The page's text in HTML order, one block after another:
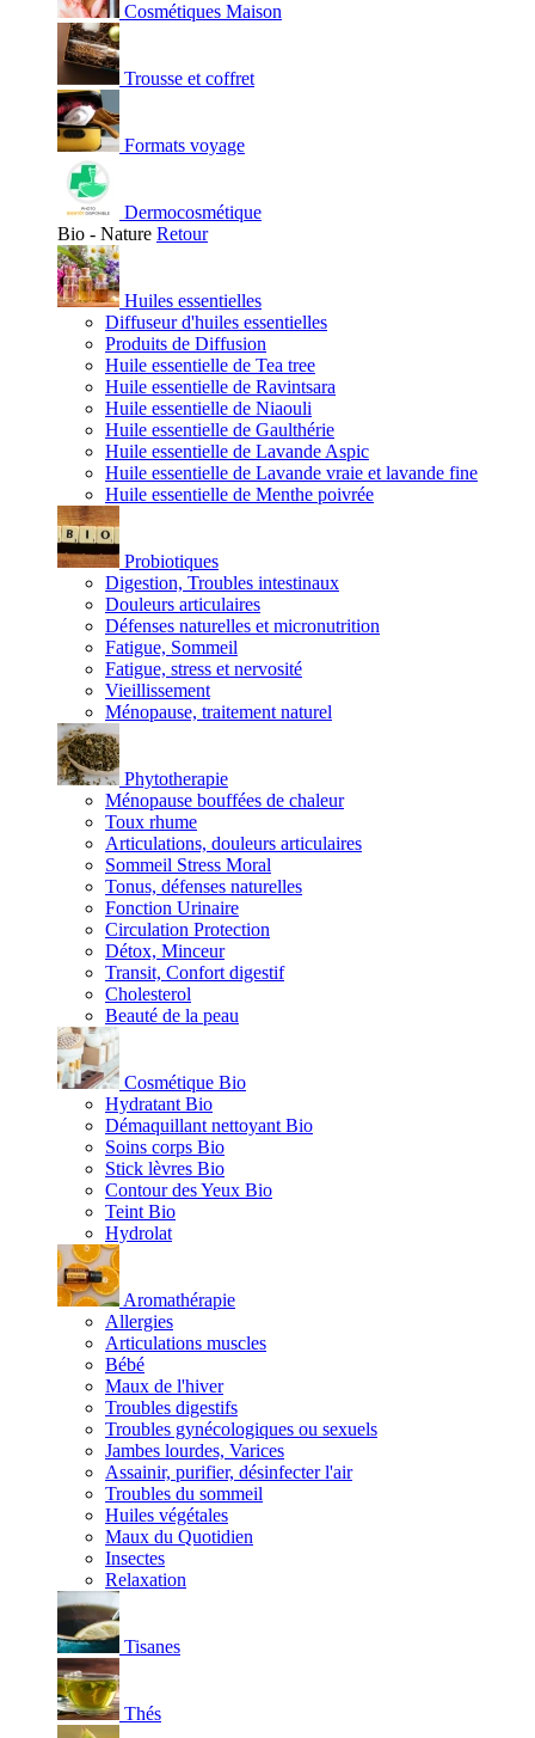
Cosmétiques Maison
Trousse et coffret
Formats voyage
Dermocosmétique
Bio - Nature Retour
Huiles essentielles
Diffuseur d'huiles essentielles
Produits de Diffusion
Huile essentielle de Tea tree
Huile essentielle de Ravintsara
Huile essentielle de Niaouli
Huile essentielle de Gaulthérie
Huile essentielle de Lavande Aspic
Huile essentielle de Lavande vraie et lavande fine
Huile essentielle de Menthe poivrée
Probiotiques
Digestion, Troubles intestinaux
Douleurs articulaires
Défenses naturelles et micronutrition
Fatigue, Sommeil
Fatigue, stress et nervosité
Vieillissement
Ménopause, traitement naturel
Phytotherapie
Ménopause bouffées de chaleur
Toux rhume
Articulations, douleurs articulaires
Sommeil Stress Moral
Tonus, défenses naturelles
Fonction Urinaire
Circulation Protection
Détox, Minceur
Transit, Confort digestif
Cholesterol
Beauté de la peau
Cosmétique Bio
Hydratant Bio
Démaquillant nettoyant Bio
Soins corps Bio
Stick lèvres Bio
Contour des Yeux Bio
Teint Bio
Hydrolat
Aromathérapie
Allergies
Articulations muscles
Bébé
Maux de l'hiver
Troubles digestifs
Troubles gynécologiques ou sexuels
Jambes lourdes, Varices
Assainir, purifier, désinfecter l'air
Troubles du sommeil
Huiles végétales
Maux du Quotidien
Insectes
Relaxation
Tisanes
Thés